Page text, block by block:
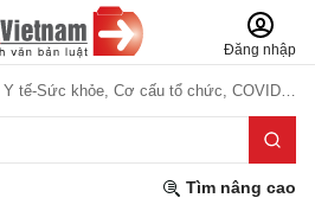
Đăng nhập
Y tế-Sức khỏe, Cơ cấu tổ chức, COVID-19
Tìm nâng cao